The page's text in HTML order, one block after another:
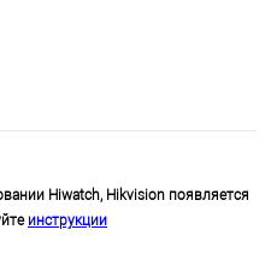
Hiwatch, Hikvision появляется
инструкции